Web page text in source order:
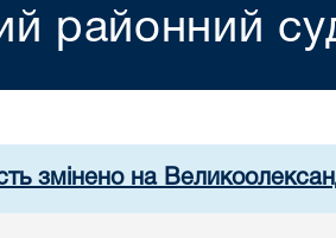
районний
змінено на